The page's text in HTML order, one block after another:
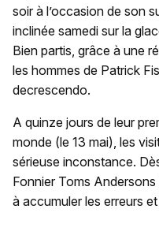
soir à l’occasion de son
inclinée samedi sur la
Bien partis, grâce à une
les hommes de Patrick
decrescendo.
A quinze jours de leur
monde (le 13 mai), les
sérieuse inconstance.
Fonnier Toms
à accumuler les erreurs